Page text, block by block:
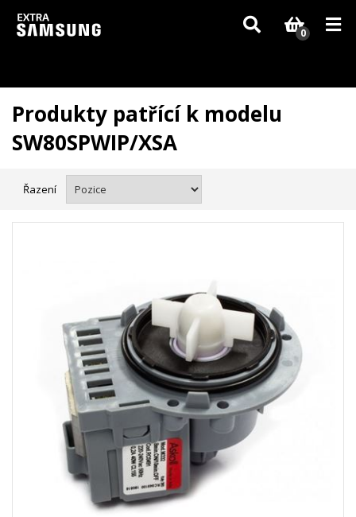
Vzhledem k aktuální situaci se může dodání dílů, které nejsou skladem,
zpozdit. Děkujeme za pochopení.
0
Produkty patřící k modelu
SW80SPWIP/XSA
Řazení